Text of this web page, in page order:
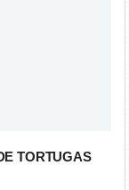
TORTUGAS